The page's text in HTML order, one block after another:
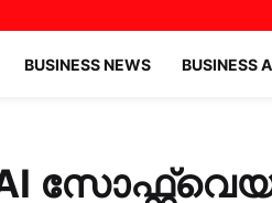
BUSINESS NEWS BUSINESS